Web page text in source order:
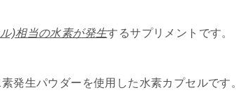
)相当の水素が発生するサプリメントです。
発生パウダーを使用した水素カプセルです。